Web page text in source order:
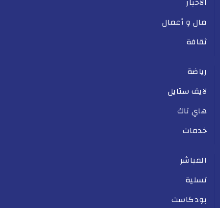
مال و أعمال
ثقافة
رياضة
لايف ستايل
هاي تاك
خدمات
المباشر
تسلية
بودكاست